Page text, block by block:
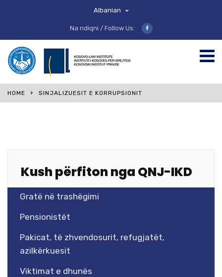
Albanian
Na ndiqni / Follow Us:
HOME SINJALIZUESIT E KORRUPSIONIT
Kush përfiton nga QNJ-IKD
Gratë në trashëgimi
Pensionistët
Pakicat, të zhvendosurit, refugjatët,
azilkërkuesit
Viktimat e dhunës